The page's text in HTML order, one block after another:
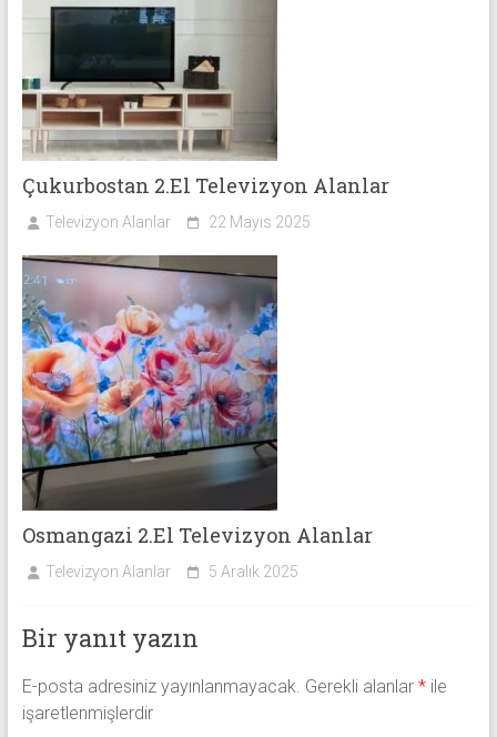
Çukurbostan 2.El Televizyon Alanlar
Televizyon Alanlar 22 Mayıs 2025
Osmangazi 2.El Televizyon Alanlar
Televizyon Alanlar 5 Aralık 2025
Bir yanıt yazın
E-posta adresiniz yayınlanmayacak. Gerekli alanlar *ile
işaretlenmişlerdir